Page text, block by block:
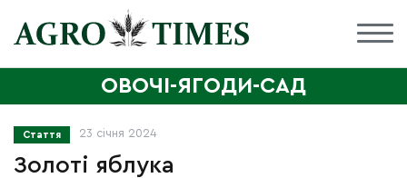
ОВОЧІ-ЯГОДИ-САД
Стаття 23 січня 2024
Золоті яблука